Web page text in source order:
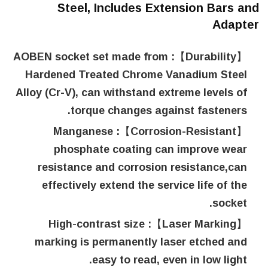
Steel, Includes Extension Bars and
Adapter
【Durability】: AOBEN socket set made from
Hardened Treated Chrome Vanadium Steel
Alloy (Cr-V), can withstand extreme levels of
torque changes against fasteners.
【Corrosion-Resistant】: Manganese
phosphate coating can improve wear
resistance and corrosion resistance,can
effectively extend the service life of the
socket.
【Laser Marking】: High-contrast size
marking is permanently laser etched and
easy to read, even in low light.